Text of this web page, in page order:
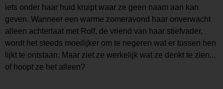
iets onder haar huid kruipt waar ze geen naam aan kan
geven. Wanneer een warme zomeravond haar onverwacht
alleen achterlaat met Rolf, de vriend van haar stiefvader,
wordt het steeds moeilijker om te negeren wat er tussen hen
lijkt te ontstaan. Maar ziet ze werkelijk wat ze denkt te zien...
of hoopt ze het alleen?